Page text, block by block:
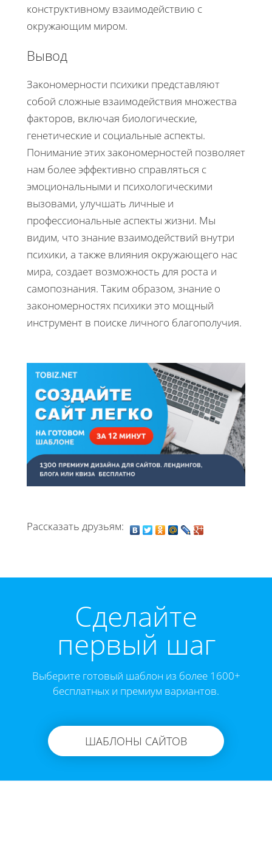
конструктивному взаимодействию с
окружающим миром.
Вывод
Закономерности психики представляют
собой сложные взаимодействия множества
факторов, включая биологические,
генетические и социальные аспекты.
Понимание этих закономерностей позволяет
нам более эффективно справляться с
эмоциональными и психологическими
вызовами, улучшать личные и
профессиональные аспекты жизни. Мы
видим, что знание взаимодействий внутри
психики, а также влияния окружающего нас
мира, создает возможность для роста и
самопознания. Таким образом, знание о
закономерностях психики это мощный
инструмент в поиске личного благополучия.
Рассказать друзьям:
Cделайте
первый шаг
Выберите готовый шаблон из более 1600+
бесплатных и премиум вариантов.
ШАБЛОНЫ САЙТОВ